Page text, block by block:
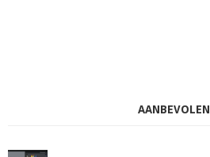
AANBEVOLEN